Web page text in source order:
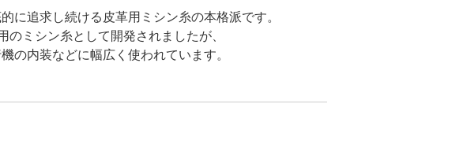
追求し続ける皮革用ミシン糸の本格派です。
ミシン糸として開発されましたが、
の内装などに幅広く使われています。
工しました。
耐久性は折り紙付きです。